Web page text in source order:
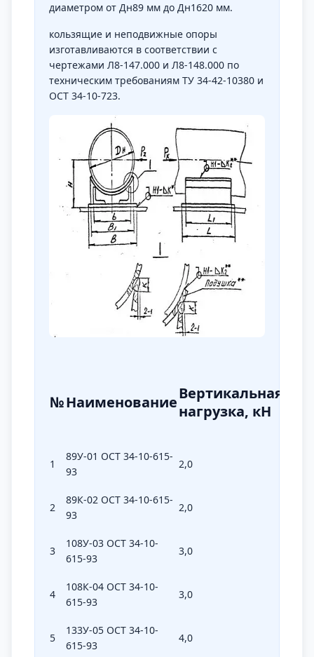
диаметром от Дн89 мм до Дн1620 мм.
кользящие и неподвижные опоры
изготавливаются в соответствии с
чертежами Л8-147.000 и Л8-148.000 по
техническим требованиям ТУ 34-42-10380 и
ОСТ 34-10-723.
№НаименованиеВертикальная
нагрузка, кН
1
89У-01 ОСТ 34-10-615-
93
2,0
2
89К-02 ОСТ 34-10-615-
93
2,0
3
108У-03 ОСТ 34-10-
615-93
3,0
4
108К-04 ОСТ 34-10-
615-93
3,0
5
133У-05 ОСТ 34-10-
615-93
4,0